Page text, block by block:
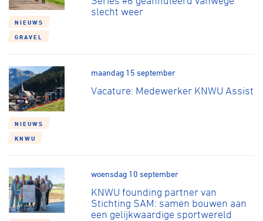
NIEUWS
GRAVEL
slecht weer
NIEUWS
KNWU
maandag 15 september
Vacature: Medewerker KNWU Assist
woensdag 10 september
KNWU founding partner van
Stichting SAM: samen bouwen aan
een gelijkwaardige sportwereld